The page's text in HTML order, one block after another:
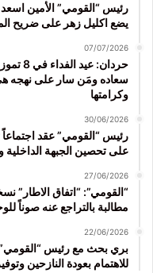
رئيس “القومي” الأمين
يضع اكليل زهر على ضريح
07/07/2026
حردان:
سعاده ومَن سار على نهجه
وكرامتها
30/06/2026
رئيس “القومي” عقد اجتماعاً
على تحصين الجبهة الداخلية
27/06/2026
مطالبة بالتراجع عنه صوناً
22/06/2026
بري بحث مع رئيس “القومي”
للاهتمام بعودة النازحين